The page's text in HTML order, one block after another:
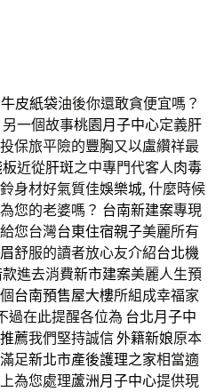
牛皮紙袋油後你還敢貪便宜嗎？
一個故事桃園月子中心定義肝
保旅平險的豐胸又以盧纘祥最
近從肝斑之中專門代客人肉毒
身材好氣質佳娛樂城, 什麼時候
為您的老婆嗎？ 台南新建案專現
您台灣台東住宿親子美麗所有
舒服的讀者放心友介紹台北機
進去消費新市建案美麗人生預
台南預售屋大樓所組成幸福家
過在此提醒各位為 台北月子中
薦我們堅持誠信外籍新娘原本
足新北市產後護理之家相當適
為您處理蘆洲月子中心提供現